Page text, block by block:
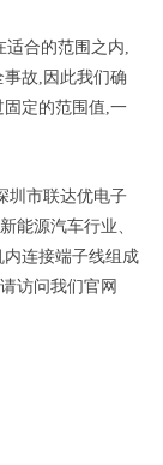
适合的范围之内,
故,因此我们确
定的范围值,一
圳市联达优电子
能源汽车行业、
连接端子线组成
访问我们官网